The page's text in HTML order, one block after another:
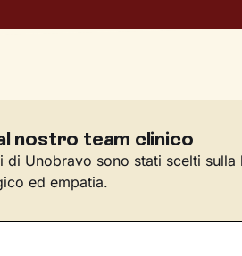
nostro team clinico
di Unobravo sono stati scelti
ed empatia.